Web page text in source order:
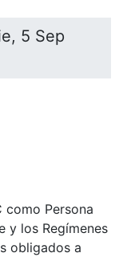
5 Sep
como Persona
y los Regímenes
obligados a